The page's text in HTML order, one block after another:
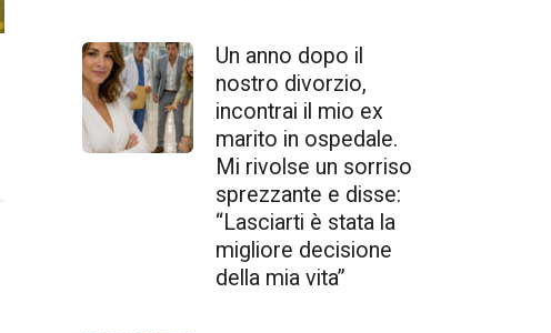
Un anno dopo il
nostro divorzio,
incontrai il mio ex
marito in ospedale.
Mi rivolse un sorriso
sprezzante e disse:
“Lasciarti è stata la
migliore decisione
della mia vita”